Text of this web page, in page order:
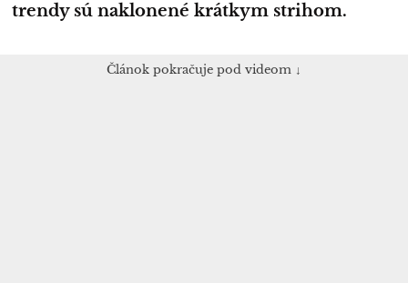
trendy sú naklonené krátkym strihom.
Článok pokračuje pod videom ↓